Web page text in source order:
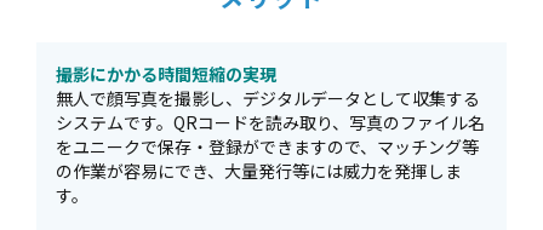
撮影にかかる時間短縮の実現
無人で顔写真を撮影し、デジタルデータとして収集する
システムです。QRコードを読み取り、写真のファイル名
をユニークで保存・登録ができますので、マッチング等
の作業が容易にでき、大量発行等には威力を発揮しま
す。